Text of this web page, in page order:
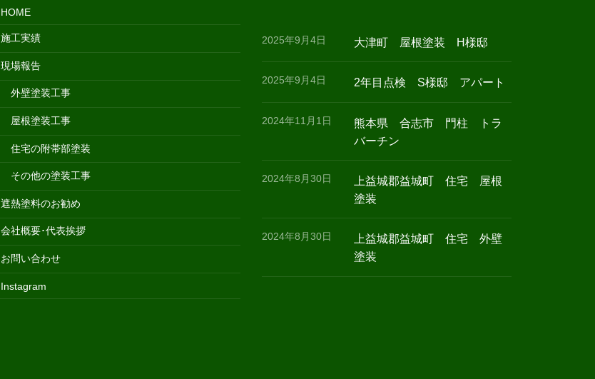
HOME
施工実績
現場報告
外壁塗装工事
屋根塗装工事
住宅の附帯部塗装
その他の塗装工事
遮熱塗料のお勧め
会社概要･代表挨拶
お問い合わせ
Instagram
2025年9月4日 大津町 屋根塗装 H様邸
2025年9月4日 2年目点検 S様邸 アパート
2024年11月1日
熊本県 合志市 門柱 トラ
バーチン
2024年8月30日
上益城郡益城町 住宅 屋根
塗装
2024年8月30日
上益城郡益城町 住宅 外壁
塗装